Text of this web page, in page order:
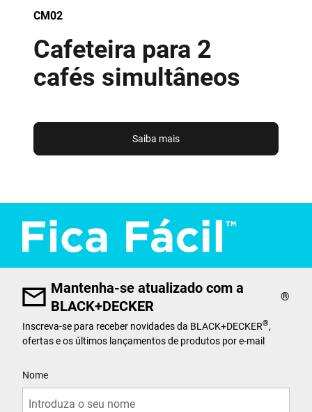
CM02
Cafeteira para 2
cafés simultâneos
Saiba mais
Mantenha-se atualizado com a
BLACK+DECKER
®
Inscreva-se para receber novidades da BLACK+DECKER®
ofertas e os últimos lançamentos de produtos por e-mail
Nome